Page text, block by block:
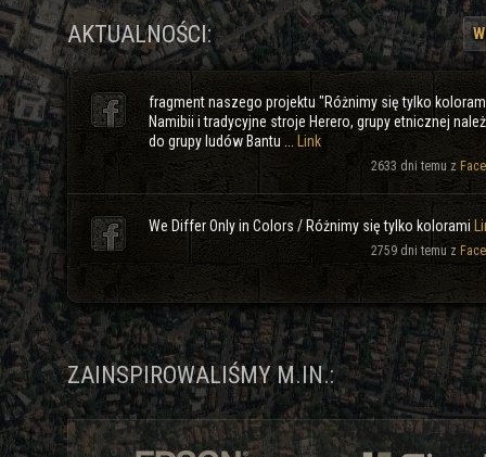
AKTUALNOŚCI:
fragment naszego projektu "Różnimy się tylko
Namibii i tradycyjne stroje Herero, grupy etnicznej
do grupy ludów Bantu ...
Link
2633 dni temu z
We Differ Only in Colors / Różnimy się tylko kolorami
2759 dni temu z
ZAINSPIROWALIŚMY M.IN.: